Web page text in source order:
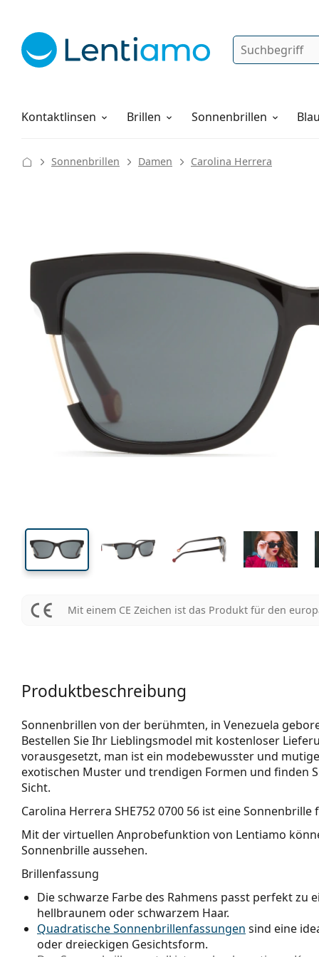
Suche
Kontaktlinsen
Pflegemittel Brillen Sonnenbrillen
Alles über den Einkauf
Sonnenbrillen Damen Carolina Herrera
43 mm
Glashöhe Glasbreite
Glasbreite
Mit einem CE Zeichen ist das Produkt für den
Produktbeschreibung
Sonnenbrillen von der berühmten, in Venezuela
Bestellen Sie Ihr Lieblingsmodel mit kostenloser
vorausgesetzt, man ist ein modebewusster und
exotischen Muster und trendigen Formen und finden
Sicht.
Carolina Herrera SHE752 0700 56 ist eine Sonnenbrille
Mit der virtuellen Anprobefunktion von Lentiamo
Sonnenbrille aussehen.
Brillenfassung
Die schwarze Farbe des Rahmens passt perfekt
hellbraunem oder schwarzem Haar.
Quadratische Sonnenbrillenfassungen sind eine
oder dreieckigen Gesichtsform.